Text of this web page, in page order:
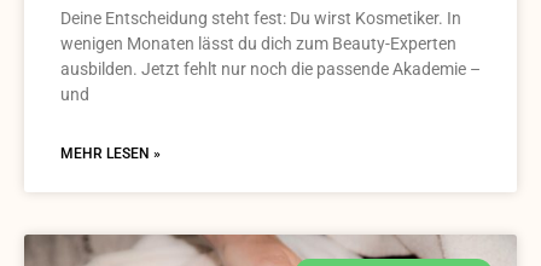
Deine Entscheidung steht fest: Du wirst Kosmetiker. In
wenigen Monaten lässt du dich zum Beauty-Experten
ausbilden. Jetzt fehlt nur noch die passende Akademie –
und
MEHR LESEN »